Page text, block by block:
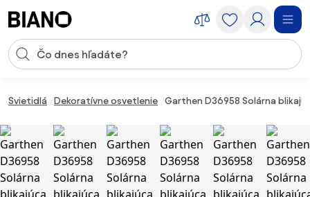
Vstup pre vyhľadávanie
Svietidlá Dekoratívne osvetlenie Garthen D36958 Solárna